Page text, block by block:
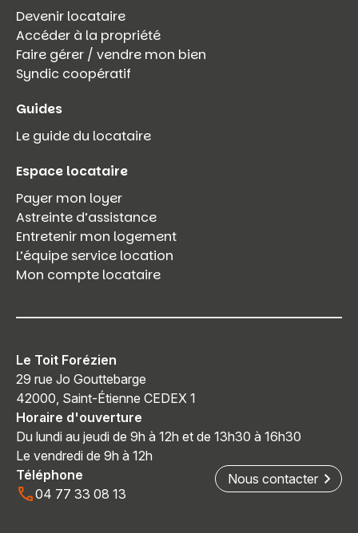
Devenir locataire
Accéder à la propriété
Faire gérer / vendre mon bien
Syndic coopératif
Guides
Le guide du locataire
Espace locataire
Payer mon loyer
Astreinte d’assistance
Entretenir mon logement
L’équipe service location
Mon compte locataire
Le Toit Forézien
29 rue Jo Gouttebarge
42000, Saint-Étienne CEDEX 1
Horaire d'ouverture
Du lundi au jeudi de 9h à 12h et de 13h30 à 16h30
Le vendredi de 9h à 12h
Téléphone
04 77 33 08 13
Nous contacter